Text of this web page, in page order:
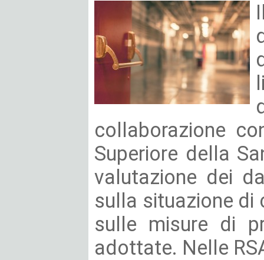
collaborazione
Superiore della
valutazione dei
sulla situazione di
sulle misure di
adottate. Nelle